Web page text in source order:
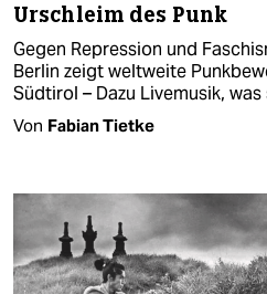
Urschleim des Punk
Gegen Repression und
Berlin zeigt weltweite
Südtirol – Dazu Livemusik,
Von Fabian Tietke